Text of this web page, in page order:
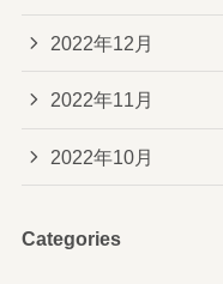
2022年12月
2022年11月
2022年10月
Categories